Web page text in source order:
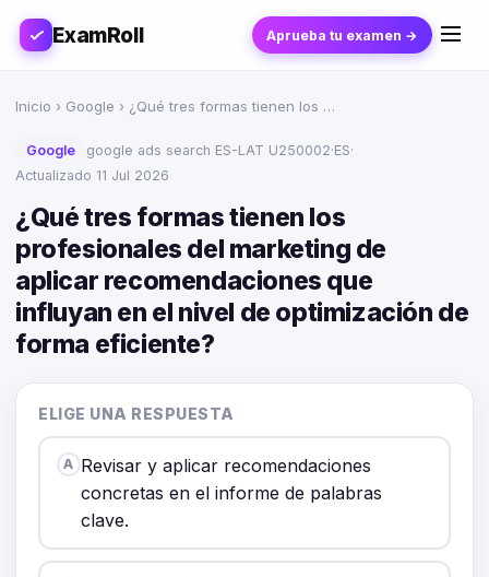
ExamRoll Aprueba tu examen →
Inicio › Google › ¿Qué tres formas tienen los …
Google google ads search ES-LAT U250002·ES·
Actualizado 11 Jul 2026
¿Qué tres formas tienen los
profesionales del marketing de
aplicar recomendaciones que
influyan en el nivel de optimización de
forma eficiente?
ELIGE UNA RESPUESTA
A Revisar y aplicar recomendaciones
concretas en el informe de palabras
clave.